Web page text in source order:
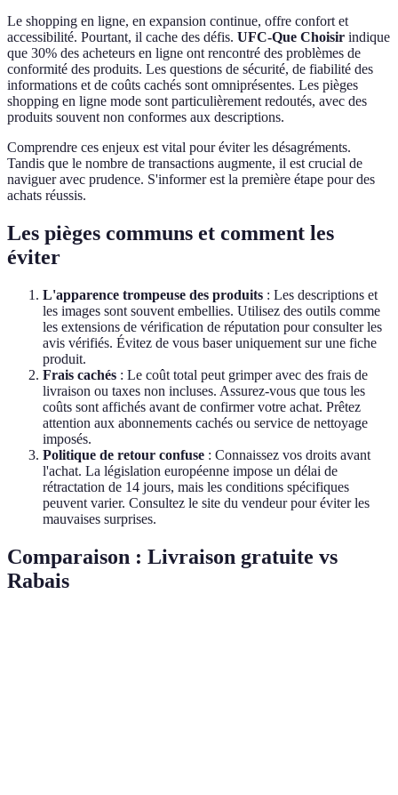
Le shopping en ligne, en expansion continue, offre confort et
accessibilité. Pourtant, il cache des défis. UFC-Que Choisir indique
que 30% des acheteurs en ligne ont rencontré des problèmes de
conformité des produits. Les questions de sécurité, de fiabilité des
informations et de coûts cachés sont omniprésentes. Les pièges
shopping en ligne mode sont particulièrement redoutés, avec des
produits souvent non conformes aux descriptions.
Comprendre ces enjeux est vital pour éviter les désagréments.
Tandis que le nombre de transactions augmente, il est crucial de
naviguer avec prudence. S'informer est la première étape pour des
achats réussis.
Les pièges communs et comment les
éviter
L'apparence trompeuse des produits : Les descriptions et
les images sont souvent embellies. Utilisez des outils comme
les extensions de vérification de réputation pour consulter les
avis vérifiés. Évitez de vous baser uniquement sur une fiche
produit.
Frais cachés : Le coût total peut grimper avec des frais de
livraison ou taxes non incluses. Assurez-vous que tous les
coûts sont affichés avant de confirmer votre achat. Prêtez
attention aux abonnements cachés ou service de nettoyage
imposés.
Politique de retour confuse : Connaissez vos droits avant
l'achat. La législation européenne impose un délai de
rétractation de 14 jours, mais les conditions spécifiques
peuvent varier. Consultez le site du vendeur pour éviter les
mauvaises surprises.
Comparaison : Livraison gratuite vs
Rabais